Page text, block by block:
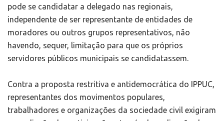
pode se candidatar a delegado nas regionais,
independente de ser representante de entidades de
moradores ou outros grupos representativos, não
havendo, sequer, limitação para que os próprios
servidores públicos municipais se candidatassem.
Contra a proposta restritiva e antidemocrática do IPPUC,
representantes dos movimentos populares,
trabalhadores e organizações da sociedade civil exigiram